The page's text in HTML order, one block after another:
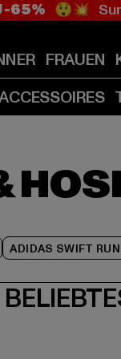
-65% 😲💥
FRAUEN
ADIDAS SWIFT RUN